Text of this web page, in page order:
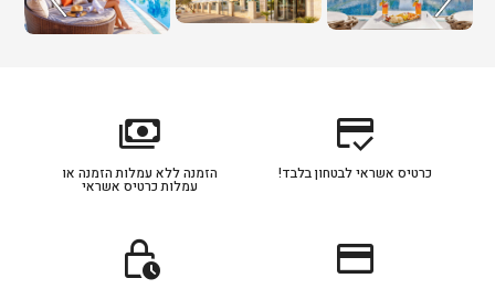
credit_score
כרטיס אשראי לבטחון בלבד!
payments
הזמנה ללא עמלות הזמנה או
עמלות כרטיס אשראי
credit_card
lock_clock